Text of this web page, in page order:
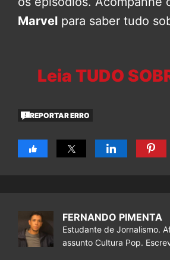
Marvel para saber tudo
Leia TUDO
REPORTAR ERRO
FERNANDO PIMENTA
Estudante de Jornalismo.
assunto Cultura Pop.